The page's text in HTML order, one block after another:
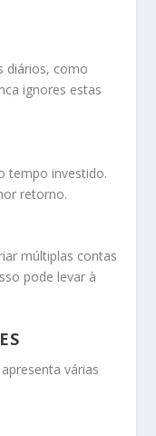
diários, como
ignores estas
tempo investido.
retorno.
múltiplas contas
pode levar à
várias